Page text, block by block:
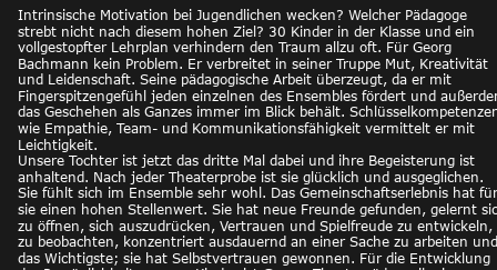
Intrinsische Motivation bei Jugendlichen wecken? Welcher Pädagoge
strebt nicht nach diesem hohen Ziel? 30 Kinder in der Klasse und ein
vollgestopfter Lehrplan verhindern den Traum allzu oft. Für Georg
Bachmann kein Problem. Er verbreitet in seiner Truppe Mut, Kreativität
und Leidenschaft. Seine pädagogische Arbeit überzeugt, da er mit
Fingerspitzengefühl jeden einzelnen des Ensembles fördert und
das Geschehen als Ganzes immer im Blick behält.
wie Empathie, Team- und Kommunikationsfähigkeit vermittelt er mit
Leichtigkeit.
Unsere Tochter ist jetzt das dritte Mal dabei und ihre Begeisterung ist
anhaltend. Nach jeder Theaterprobe ist sie glücklich und ausgeglichen.
Sie fühlt sich im Ensemble sehr wohl. Das Gemeinschaftserlebnis hat
sie einen hohen Stellenwert. Sie hat neue Freunde gefunden, gelernt
zu öffnen, sich auszudrücken, Vertrauen und Spielfreude zu entwickeln,
zu beobachten, konzentriert ausdauernd an einer Sache zu arbeiten
das Wichtigste; sie hat Selbstvertrauen gewonnen. Für die Entwicklung